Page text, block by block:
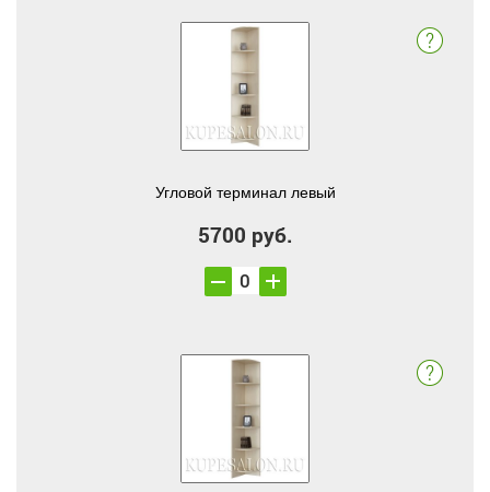
Угловой терминал левый
5700 руб.